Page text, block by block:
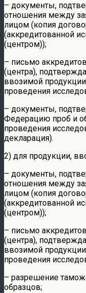
– документы,
отношения между
лицом (копия
(аккредитованной
(центром));
– письмо
(центра),
ввозимой
проведения
– документы,
Федерацию проб и
проведения
декларация).
2) для продукции,
– документы,
отношения между
лицом (копия
(аккредитованной
(центром));
– письмо
(центра),
ввозимой
проведения
– разрешение
образцов;